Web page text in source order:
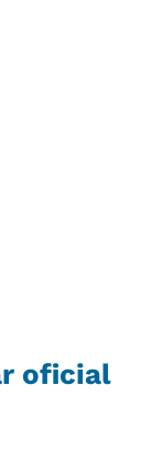
oficial